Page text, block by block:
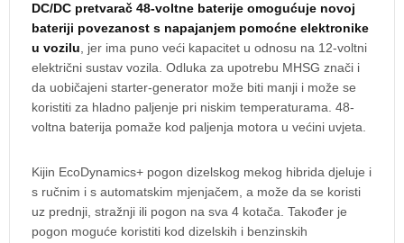
DC/DC pretvarač 48-voltne baterije omogućuje novoj
bateriji povezanost s napajanjem pomoćne elektronike
u vozilu , jer ima puno veći kapacitet u odnosu na 12-voltni
električni sustav vozila. Odluka za upotrebu MHSG znači i
da uobičajeni starter-generator može biti manji i može se
koristiti za hladno paljenje pri niskim temperaturama. 48-
voltna baterija pomaže kod paljenja motora u većini uvjeta.
Kijin EcoDynamics+ pogon dizelskog mekog hibrida djeluje i
s ručnim i s automatskim mjenjačem, a može da se koristi
uz prednji, stražnji ili pogon na sva 4 kotača. Također je
pogon moguće koristiti kod dizelskih i benzinskih